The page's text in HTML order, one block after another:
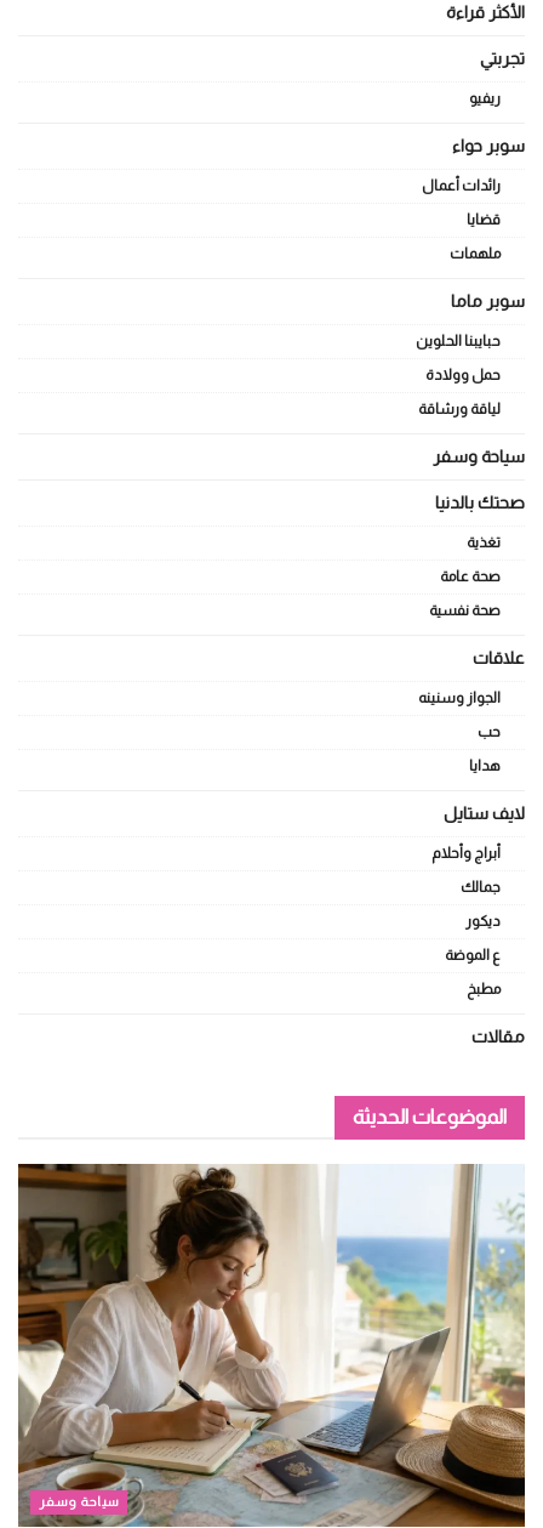
الأكثر قراءة
تجربتي
ريفيو
سوبر حواء
رائدات أعمال
قضايا
ملهمات
سوبر ماما
حبايبنا الحلوين
حمل وولادة
لياقة ورشاقة
سياحة وسفر
صحتك بالدنيا
تغذية
صحة عامة
صحة نفسية
علاقات
الجواز وسنينه
حب
هدايا
لايف ستايل
أبراج وأحلام
جمالك
ديكور
ع الموضة
مطبخ
مقالات
الموضوعات الحديثة
سياحة وسفر